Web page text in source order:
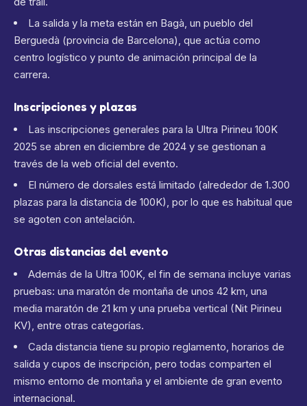
La salida y la meta están en Bagà, un pueblo del
Berguedà (provincia de Barcelona), que actúa como
centro logístico y punto de animación principal de la
carrera.
Inscripciones y plazas
Las inscripciones generales para la Ultra Pirineu 100K
2025 se abren en diciembre de 2024 y se gestionan a
través de la web oficial del evento.
El número de dorsales está limitado (alrededor de 1.300
plazas para la distancia de 100K), por lo que es habitual que
se agoten con antelación.
Otras distancias del evento
Además de la Ultra 100K, el fin de semana incluye varias
pruebas: una maratón de montaña de unos 42 km, una
media maratón de 21 km y una prueba vertical (Nit Pirineu
KV), entre otras categorías.
Cada distancia tiene su propio reglamento, horarios de
salida y cupos de inscripción, pero todas comparten el
mismo entorno de montaña y el ambiente de gran evento
internacional.